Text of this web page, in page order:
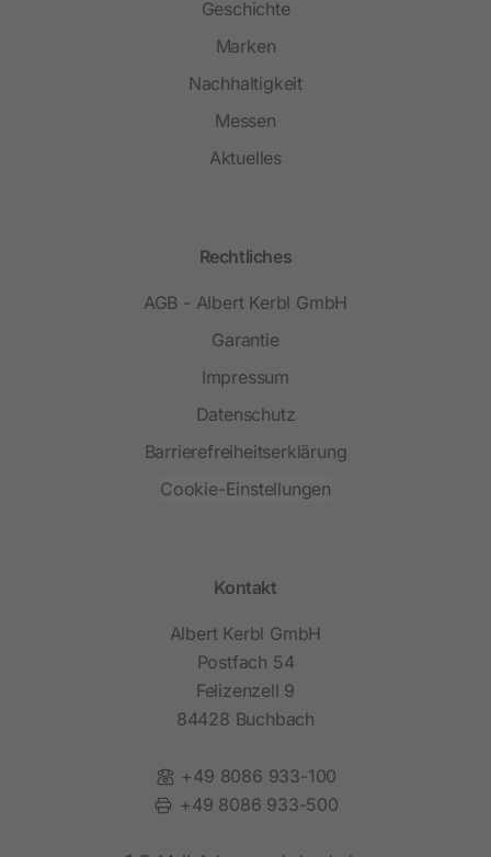
Geschichte
Marken
Nachhaltigkeit
Messen
Aktuelles
Rechtliches
AGB - Albert Kerbl GmbH
Garantie
Impressum
Datenschutz
Barrierefreiheitserklärung
Cookie-Einstellungen
Kontakt
Albert Kerbl GmbH
Postfach 54
Felizenzell 9
84428 Buchbach
Telefon:
+49 8086 933-100
Fax:
+49 8086 933-500